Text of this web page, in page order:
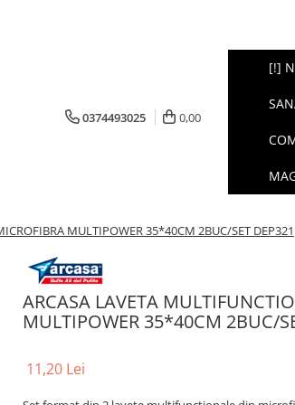
0374493025 0,00
[!]
MULTIPOWER 35*40CM 2BUC/SET DEP321
ARCASA LAVETA
MULTIPOWER 35*40CM 2BUC/
11,20 Lei